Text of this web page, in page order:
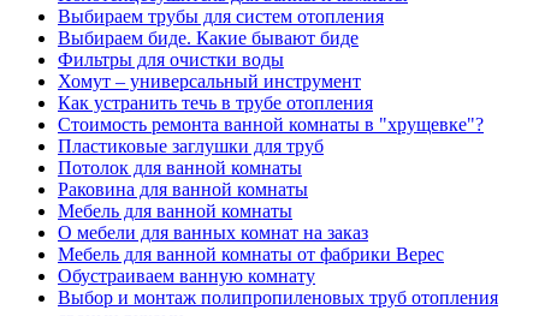
Выбираем трубы для систем отопления
Выбираем биде. Какие бывают биде
Фильтры для очистки воды
Хомут – универсальный инструмент
Как устранить течь в трубе отопления
Cтоимость ремонта ванной комнаты в "хрущевке"?
Пластиковые заглушки для труб
Потолок для ванной комнаты
Раковина для ванной комнаты
Мебель для ванной комнаты
О мебели для ванных комнат на заказ
Мебель для ванной комнаты от фабрики Верес
Обустраиваем ванную комнату
Выбор и монтаж полипропиленовых труб отопления